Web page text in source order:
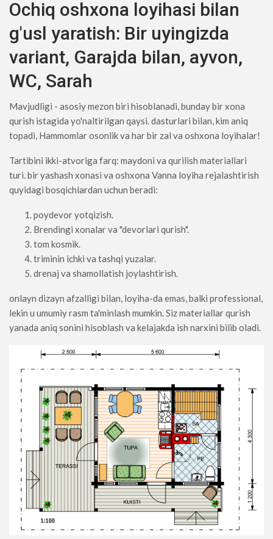
Ochiq oshxona loyihasi bilan
g'usl yaratish: Bir uyingizda
variant, Garajda bilan, ayvon,
WC, Sarah
Mavjudligi - asosiy mezon biri hisoblanadi, bunday bir xona
qurish istagida yo'naltirilgan qaysi. dasturlari bilan, kim aniq
topadi, Hammomlar osonlik va har bir zal va oshxona loyihalar!
Tartibini ikki-atvoriga farq: maydoni va qurilish materiallari
turi. bir yashash xonasi va oshxona Vanna loyiha rejalashtirish
quyidagi bosqichlardan uchun beradi:
poydevor yotqizish.
Brendingi xonalar va "devorlari qurish".
tom kosmik.
triminin ichki va tashqi yuzalar.
drenaj va shamollatish joylashtirish.
onlayn dizayn afzalligi bilan, loyiha-da emas, balki professional,
lekin u umumiy rasm ta'minlash mumkin. Siz materiallar qurish
yanada aniq sonini hisoblash va kelajakda ish narxini bilib oladi.